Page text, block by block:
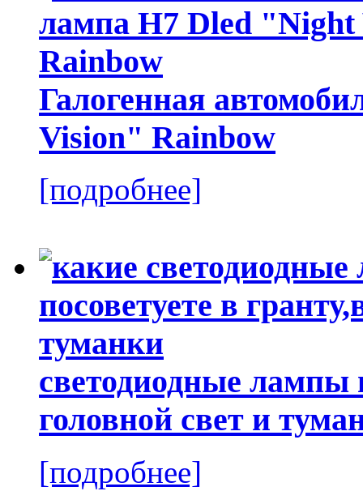
Галогенная
Vision" Rainbow
[подробнее]
светодиодные лампы
головной свет и
[подробнее]